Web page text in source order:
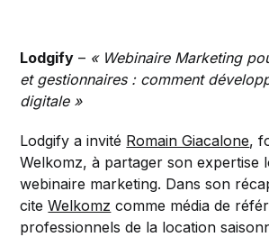
Lodgify – « Webinaire Marketing
et gestionnaires : comment
digitale »
Lodgify a invité Romain Giacalone,
Welkomz, à partager son expertise
webinaire marketing. Dans son
citeWelkomz comme média de
professionnels de la location